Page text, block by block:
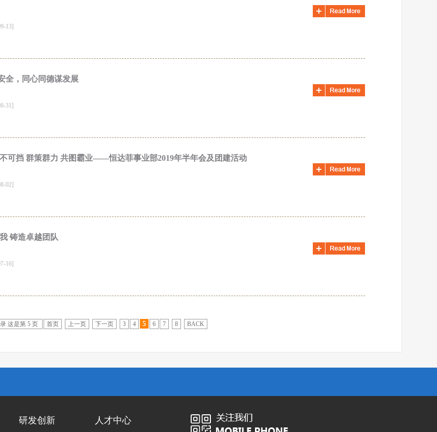
13]
全，同心同德谋发展
31]
可挡 群策群力 共图霸业——恒达菲事业部2019年半年会及团建活动
02]
铸造卓越团队
16]
这是第 5 页 首页 上一页 下一页 3 4 5 6 7 8 BACK
研发创新 人才中心